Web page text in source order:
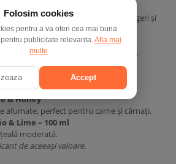
Chipotle & Usturoi Negru
aromată – perfectă pentru burgeri și
ideal pentru glazuri, coaste și fripturi.
un plus de caracter și iuțeală
& Honey
afumate, perfect pentru carne și cârnați.
& Lime – 100 ml
moderată.
de aceeași valoare.
Folosim cookies
pentru a va oferi cea mai buna
publicitate relevanta.Afla mai
multe
Accept